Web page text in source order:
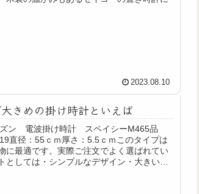
2023.08.10
きめの掛け時計といえば
ン 電波掛け時計 スペイシーM465品
直径：55ｃｍ厚さ：5.5ｃｍこのタイプは
に最適です。実際ご注文でよく選ばれてい
としては・シンプルなデザイン・大きいサ